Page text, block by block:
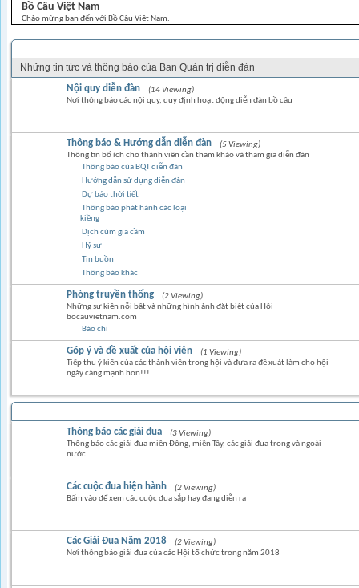
Bồ Câu Việt Nam
Chào mừng bạn đến với Bồ Câu Việt Nam.
Những tin tức và thông báo của Ban Quản trị diễn đàn
Nội quy diễn đàn
(14 Viewing)
Nơi thông báo các nội quy, quy định hoạt động diễn đàn bồ câu
Thông báo & Hướng dẫn diễn đàn
(5 Viewing)
Thông tin bổ ích cho thành viên cần tham khảo và tham gia diễn đàn
Thông báo của BQT diễn đàn
Hướng dẫn sử dụng diễn đàn
Dự báo thời tiết
Thông báo phát hành các loại
kiềng
Dịch cúm gia cầm
Hỷ sự
Tin buồn
Thông báo khác
Phòng truyền thống
(2 Viewing)
Những sự kiện nỗi bật và những hình ảnh đặt biệt của Hội
bocauvietnam.com
Báo chí
Góp ý và đề xuất của hội viên
(1 Viewing)
Tiếp thu ý kiến của các thành viên trong hội và đưa ra đề xuát làm cho hội
ngày càng mạnh hơn!!!
Thông báo các giải đua
(3 Viewing)
Thông báo các giải đua miền Đông, miền Tây, các giải đua trong và ngoài
nước.
Các cuộc đua hiện hành
(2 Viewing)
Bấm vào để xem các cuộc đua sắp hay đang diễn ra
Các Giải Đua Năm 2018
(2 Viewing)
Nơi thông báo giải đua của các Hội tổ chức trong năm 2018